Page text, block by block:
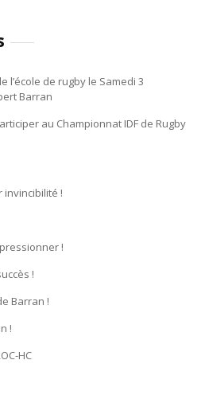
l’école de rugby le Samedi 3
Barran
au Championnat IDF de Rugby
invincibilité !
!
!
Barran !
!
HC